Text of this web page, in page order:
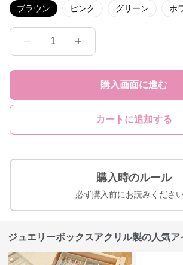
ブラウン ピンク グリーン ホ
1
購入画面に進む
カートに追加する
購入時のルール
必ず購入前にお読みください
ジュエリーボックスアクリル製の人気ア